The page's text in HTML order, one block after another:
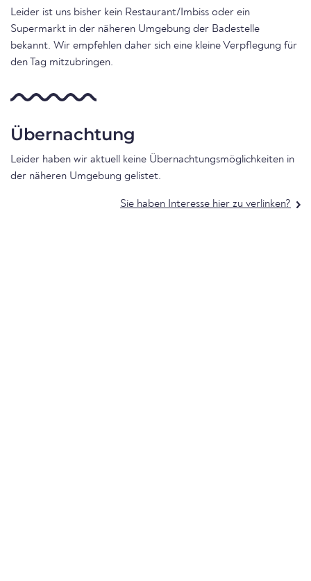
Leider ist uns bisher kein Restaurant/Imbiss oder ein
Supermarkt in der näheren Umgebung der Badestelle
bekannt. Wir empfehlen daher sich eine kleine Verpflegung für
den Tag mitzubringen.
Übernachtung
Leider haben wir aktuell keine Übernachtungsmöglichkeiten in
der näheren Umgebung gelistet.
Sie haben Interesse hier zu verlinken?